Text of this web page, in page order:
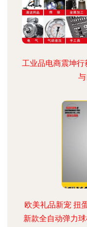
工业品电商震坤行
欧美礼品新宠 扭
新款全自动弹力